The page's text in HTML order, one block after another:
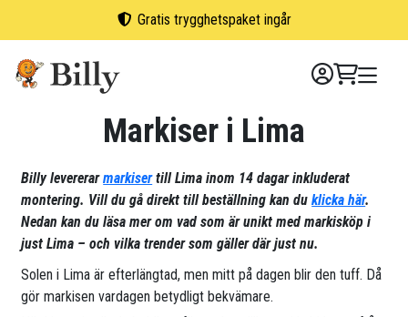
Gratis trygghetspaket ingår
Markiser i Lima
Billy levererarmarkisertill Lima inom 14 dagar inkluderat
montering. Vill du gå direkt till beställning kan duklicka här.
Nedan kan du läsa mer om vad som är unikt med markisköp i
just Lima – och vilka trender som gäller där just nu.
Solen i Lima är efterlängtad, men mitt på dagen blir den tuff. Då
gör markisen vardagen betydligt bekvämare.